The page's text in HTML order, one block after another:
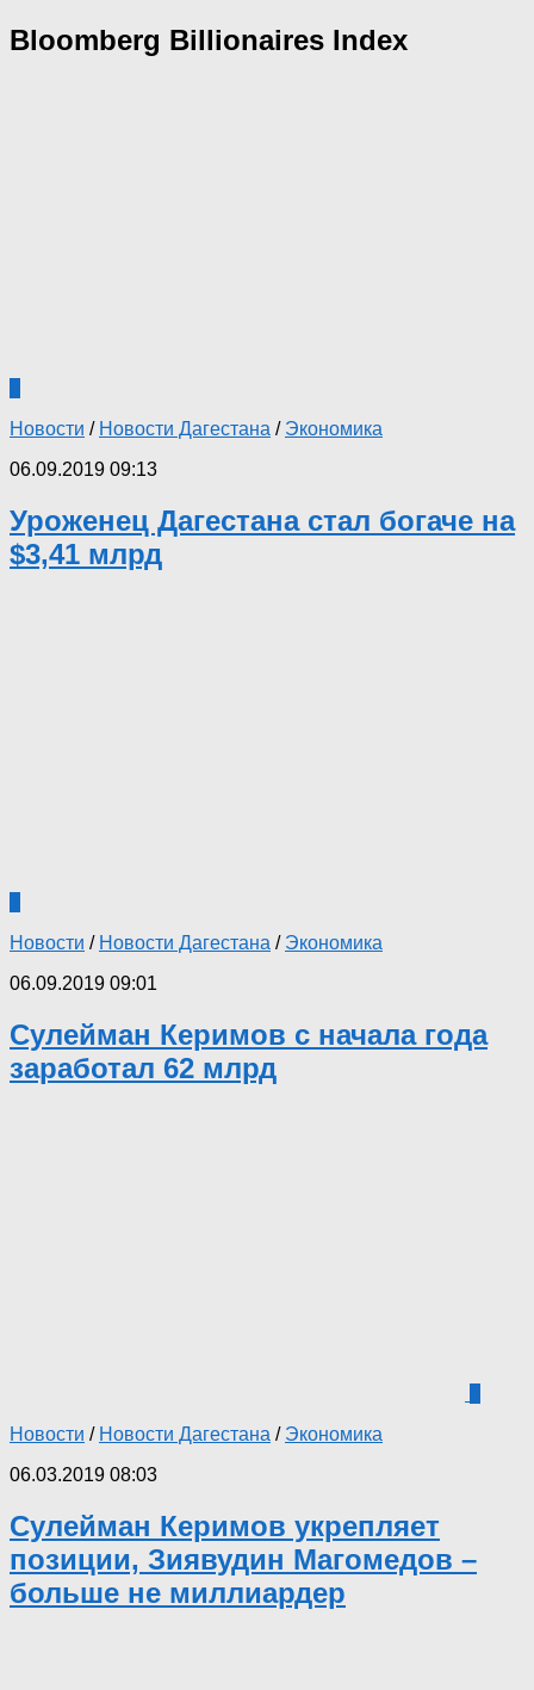
Bloomberg Billionaires Index
Новости / Новости Дагестана / Экономика
06.09.2019 09:13
Уроженец Дагестана стал богаче на
$3,41 млрд
Новости / Новости Дагестана / Экономика
06.09.2019 09:01
Сулейман Керимов с начала года
заработал 62 млрд
Новости / Новости Дагестана / Экономика
06.03.2019 08:03
Сулейман Керимов укрепляет
позиции, Зиявудин Магомедов –
больше не миллиардер